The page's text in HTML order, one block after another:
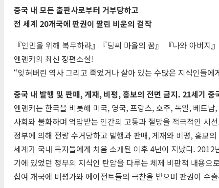
중국 내 모든 출판사로부터 거부당하고
전 세계 20개국에 판권이 팔린 비운의 걸작
『인민을 위해 복무하라』『딩씨 마을의 꿈』 『나와 아버지』
옌롄커의 최신 장편소설!
“잊혀버린 역사 그리고 죽었거나 살아 있는 수많은 지식인들에
중국 내 발행 및 판매, 게재, 비평, 홍보의 전면 금지. 21세기
옌롄커는 한국을 비롯해 미국, 영국, 프랑스, 호주, 독일, 베트
사회와 불화하며 억압받는 인간의 고통과 절망을 적극적인 시
정부에 의해 전량 수거당하고 발행과 판매, 게재와 비평, 홍보
세계가 국내 독자들에게 처음 소개된 이후 4년이 지났다.
기에 있었던 정부의 지식인 탄압을 다루는 체제 비판적 내용
십여 개국에 비평가와 에이전트들의 극찬을 받으며 판권이 수